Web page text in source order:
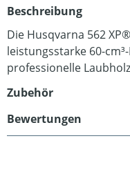
Beschreibung
Die Husqvarna 562
leistungsstarke 60-
professionelle
Zubehör
Bewertungen